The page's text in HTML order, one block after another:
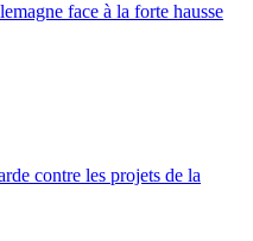
face à la forte hausse
contre les projets de la